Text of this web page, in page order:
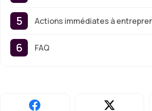
Actions immédiates à
FAQ